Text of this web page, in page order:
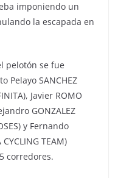
imponiendo un
la escapada en
pelotón se fue
Pelayo SANCHEZ
Javier ROMO
GONZALEZ
y Fernando
CYCLING TEAM)
corredores.